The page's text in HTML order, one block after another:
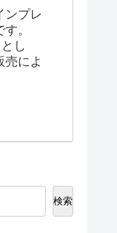
ンプレ
。
し
売によ
検索